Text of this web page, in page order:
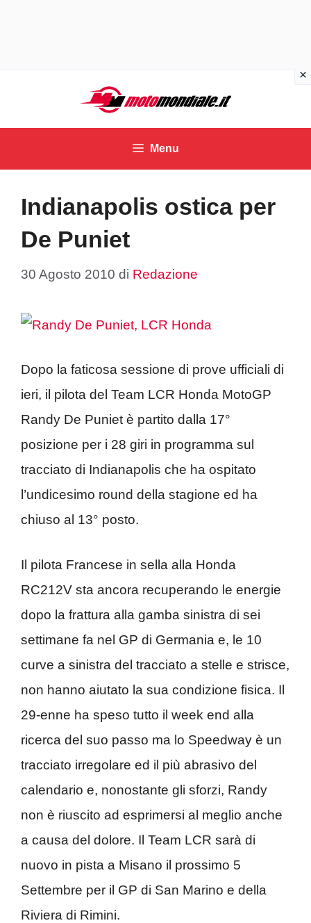
contenuto
Menu
Indianapolis ostica per
De Puniet
30 Agosto 2010 di Redazione
Dopo la faticosa sessione di prove ufficiali di
ieri, il pilota del Team LCR Honda MotoGP
Randy De Puniet è partito dalla 17°
posizione per i 28 giri in programma sul
tracciato di Indianapolis che ha ospitato
l’undicesimo round della stagione ed ha
chiuso al 13° posto.
Il pilota Francese in sella alla Honda
RC212V sta ancora recuperando le energie
dopo la frattura alla gamba sinistra di sei
settimane fa nel GP di Germania e, le 10
curve a sinistra del tracciato a stelle e strisce,
non hanno aiutato la sua condizione fisica. Il
29-enne ha speso tutto il week end alla
ricerca del suo passo ma lo Speedway è un
tracciato irregolare ed il più abrasivo del
calendario e, nonostante gli sforzi, Randy
non è riuscito ad esprimersi al meglio anche
a causa del dolore. Il Team LCR sarà di
nuovo in pista a Misano il prossimo 5
Settembre per il GP di San Marino e della
Riviera di Rimini.